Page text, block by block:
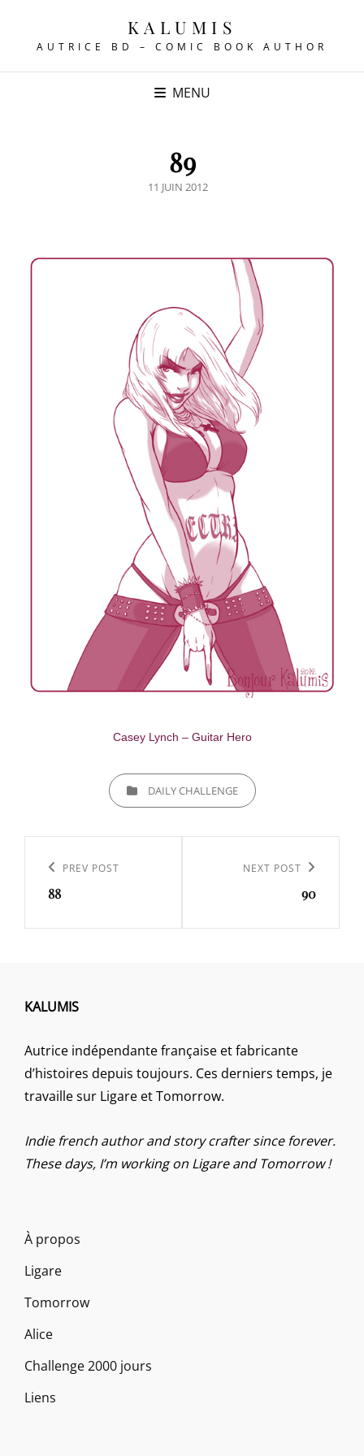
KALUMIS
AUTRICE BD – COMIC BOOK AUTHOR
MENU
89
POSTED
11 JUIN 2012
Casey Lynch – Guitar Hero
CATEGORIESDAILY CHALLENGE
l’article
Previous
Post
PREV POST
88
NEXT POST
90
KALUMIS
Autrice indépendante française et fabricante
d’histoires depuis toujours. Ces derniers temps, je
travaille sur Ligare et Tomorrow.
Indie french author and story crafter since forever.
These days, I’m working on Ligare and Tomorrow !
À propos
Ligare
Tomorrow
Alice
Challenge 2000 jours
Liens